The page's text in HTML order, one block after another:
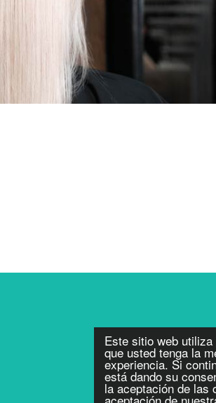
Este sitio web
que usted tenga la
experiencia. Si
está dando su
la aceptación de las